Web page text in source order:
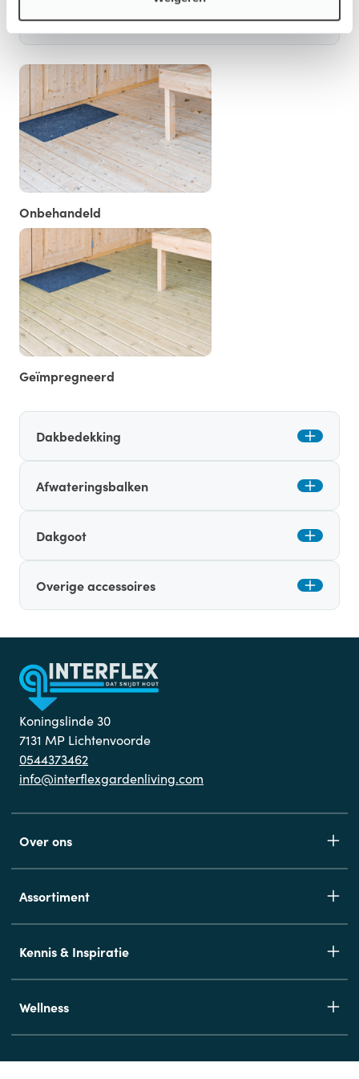
Vloer/Fundament
Onbehandeld
Geïmpregneerd
Dakbedekking
Afwateringsbalken
Dakgoot
Overige accessoires
Koningslinde 30
7131 MP Lichtenvoorde
0544373462
info@interflexgardenliving.com
Over ons
Assortiment
Kennis & Inspiratie
Wellness